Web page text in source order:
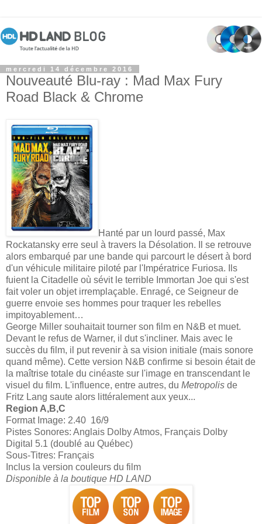
mercredi 14 décembre 2016
Nouveauté Blu-ray : Mad Max Fury
Road Black & Chrome
Hanté par un lourd passé, Max
Rockatansky erre seul à travers la Désolation. Il se retrouve
alors embarqué par une bande qui parcourt le désert à bord
d'un véhicule militaire piloté par l'Impératrice Furiosa. Ils
fuient la Citadelle où sévit le terrible Immortan Joe qui s'est
fait voler un objet irremplaçable. Enragé, ce Seigneur de
guerre envoie ses hommes pour traquer les rebelles
impitoyablement…
George Miller souhaitait tourner son film en N&B et muet.
Devant le refus de Warner, il dut s'incliner. Mais avec le
succès du film, il put revenir à sa vision initiale (mais sonore
quand même). Cette version N&B confirme si besoin était de
la maîtrise totale du cinéaste sur l'image en transcendant le
visuel du film. L'influence, entre autres, du Metropolis de
Fritz Lang saute alors littéralement aux yeux...
Region A,B,C
Format Image: 2.40 16/9
Pistes Sonores: Anglais Dolby Atmos, Français Dolby
Digital 5.1 (doublé au Québec)
Sous-Titres: Français
Inclus la version couleurs du film
Disponible à la boutique HD LAND